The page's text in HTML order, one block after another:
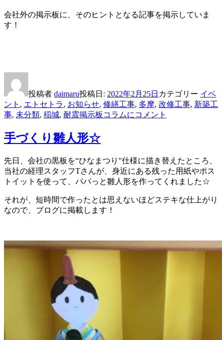
会社外の掲示板に、そのヒントとなる記事を掲示していま
す！
投稿者 daimaru投稿日: 2022年2月25日 カテゴリー イベ
ント , エトセトラ, お知らせ, 修繕工事, 多摩, 改修工事, 新築工
事, 未分類, 稲城, 耐震掲示板コラムにコメント
手づくり雛人形☆
先日、会社の黒板を“ひなまつり”仕様に描き替えたところ、
当社の経理スタッフTさんが、身近にある残った用紙やポス
トイットを使って、パパっと雛人形を作ってくれました☆
それが、短時間で作ったとは思えないほどステキな仕上がり
なので、ブログに掲載します！